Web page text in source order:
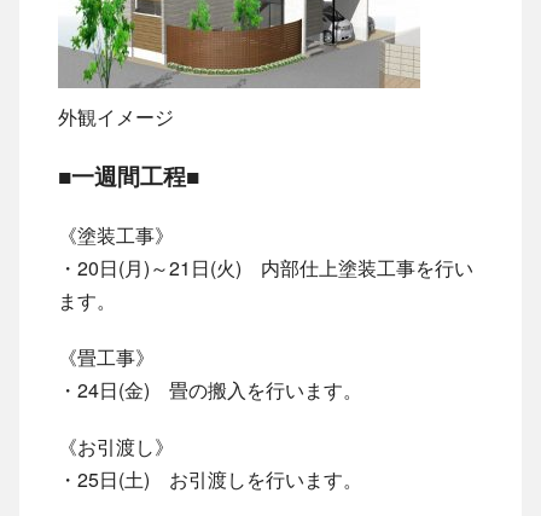
外観イメージ
■一週間工程■
《塗装工事》
・20日(月)～21日(火) 内部仕上塗装工事を行い
ます。
《畳工事》
・24日(金) 畳の搬入を行います。
《お引渡し》
・25日(土) お引渡しを行います。